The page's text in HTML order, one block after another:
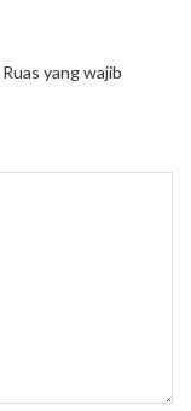
Ruas yang wajib